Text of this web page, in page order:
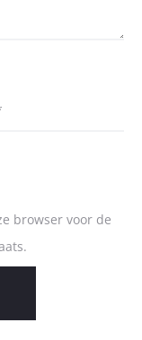
browser voor de